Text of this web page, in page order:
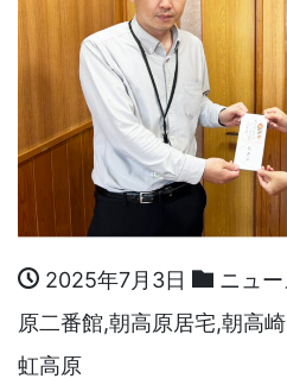
2025年7月3日 ニュー
原二番館,朝高原居宅,朝高崎
虹高原